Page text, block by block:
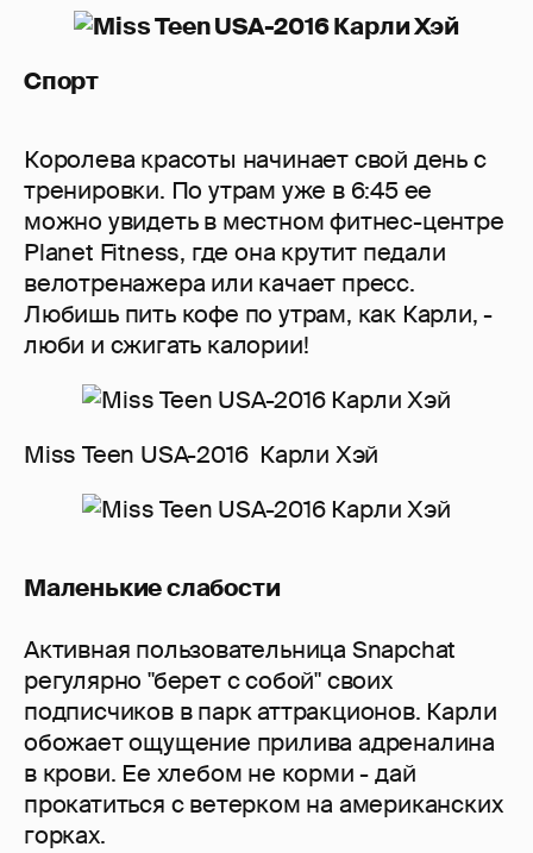
Спорт
Королева красоты начинает свой день с
тренировки. По утрам уже в 6:45 ее
можно увидеть в местном фитнес-центре
Planet Fitness, где она крутит педали
велотренажера или качает пресс.
Любишь пить кофе по утрам, как Карли, -
люби и сжигать калории!
Miss Teen USA-2016 Карли Хэй
Маленькие слабости
Активная пользовательница Snapchat
регулярно "берет с собой" своих
подписчиков в парк аттракционов. Карли
обожает ощущение прилива адреналина
в крови. Ее хлебом не корми - дай
прокатиться с ветерком на американских
горках.